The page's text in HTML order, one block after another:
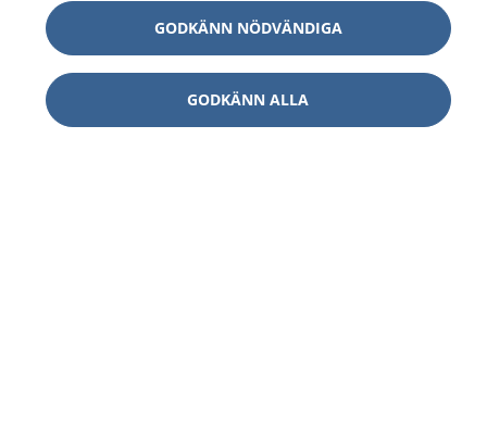
GODKÄNN NÖDVÄNDIGA
GODKÄNN ALLA